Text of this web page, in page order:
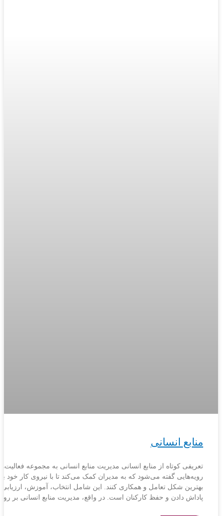
منابع انسانی
تعریفی کوتاه از منابع انسانی مدیریت منابع انسانی به مجموعه
رویه‌هایی گفته می‌شود که به مدیران کمک می‌کند تا با نیروی کار خود
بهترین شکل تعامل و همکاری کنند. این شامل انتخاب، آموزش،
پاداش دادن و حفظ کارکنان است. در واقع، مدیریت منابع انسانی بر